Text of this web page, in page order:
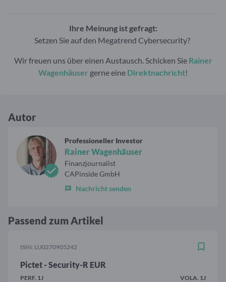
Ihre Meinung ist gefragt:
Setzen Sie auf den Megatrend Cybersecurity?
Wir freuen uns über einen Austausch. Schicken Sie Rainer
Wagenhäuser gerne eine Direktnachricht!
Autor
Professioneller Investor
Rainer Wagenhäuser
Finanzjournalist
CAPinside GmbH
Nachricht senden
Passend zum Artikel
ISIN: LU0270905242
Pictet - Security-R EUR
PERF. 1J VOLA. 1J